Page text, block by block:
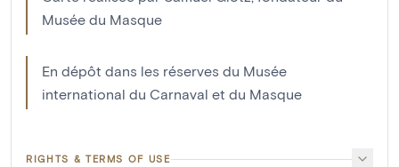
Musée du Masque
En dépôt dans les réserves du Musée
international du Carnaval et du Masque
RIGHTS & TERMS OF USE